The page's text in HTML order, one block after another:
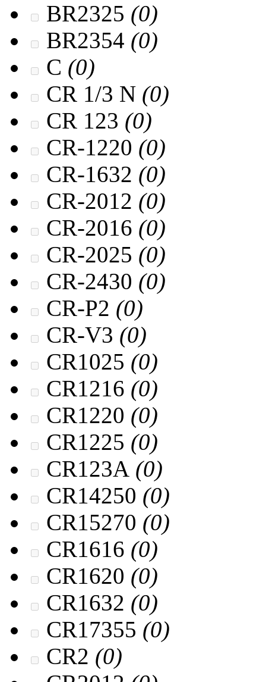
BR2325 (0)
BR2354 (0)
C (0)
CR 1/3 N (0)
CR 123 (0)
CR-1220 (0)
CR-1632 (0)
CR-2012 (0)
CR-2016 (0)
CR-2025 (0)
CR-2430 (0)
CR-P2 (0)
CR-V3 (0)
CR1025 (0)
CR1216 (0)
CR1220 (0)
CR1225 (0)
CR123A (0)
CR14250 (0)
CR15270 (0)
CR1616 (0)
CR1620 (0)
CR1632 (0)
CR17355 (0)
CR2 (0)